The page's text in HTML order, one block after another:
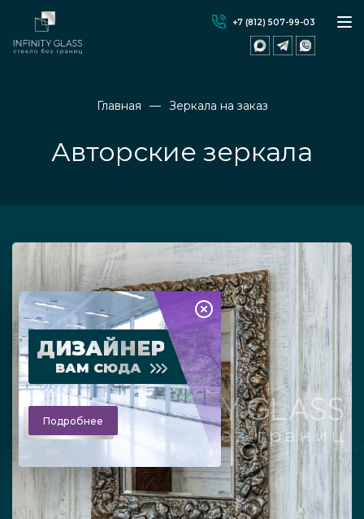
+7 (812) 507-99-03
Главная Зеркала на заказ
Авторские зеркала
ДИЗАЙНЕР
ВАМ СЮДА
Подробнее